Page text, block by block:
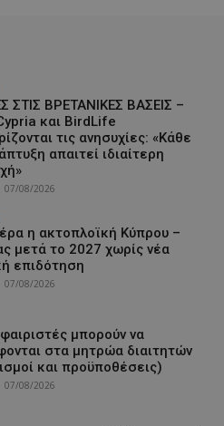
ΣΤΙΣ ΒΡΕΤΑΝΙΚΕΣ ΒΑΣΕΙΣ –
και BirdLife
τις ανησυχίες: «Κάθε
απαιτεί ιδιαίτερη
07/08/2026
η ακτοπλοϊκή Κύπρου –
μετά το 2027 χωρίς νέα
επιδότηση
07/08/2026
μπορούν να
στα μητρώα διαιτητών
και προϋποθέσεις)
07/08/2026